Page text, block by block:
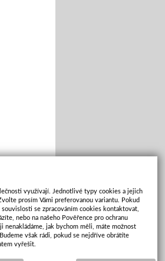
- tvorba e-shopů
využívají. Jednotlivé typy cookies a jejich
prosím Vámi preferovanou variantu. Pokud
se zpracováním cookies kontaktovat,
nebo na našeho Pověřence pro ochranu
nenakládáme, jak bychom měli, máte možnost
však rádi, pokud se nejdříve obrátíte
vyřešit.